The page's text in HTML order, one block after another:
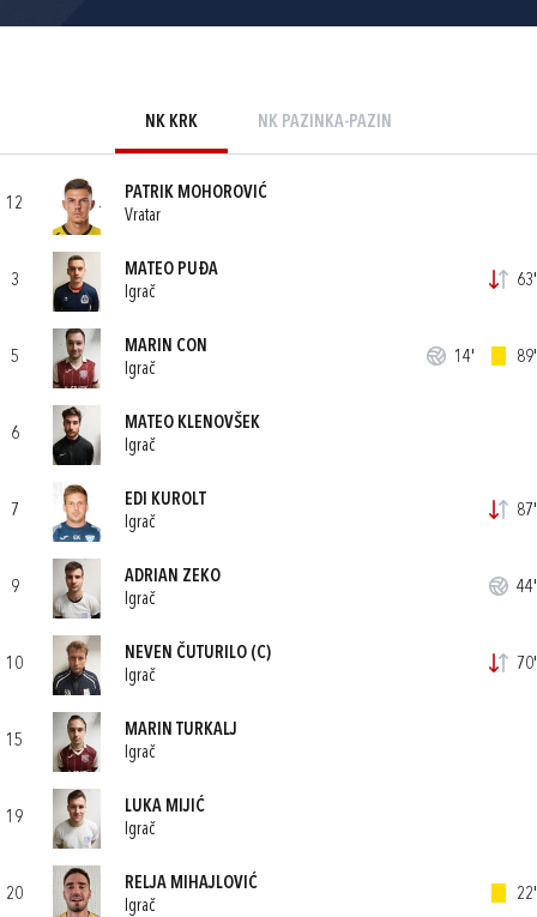
NK KRK NK PAZINKA-PAZIN
12
PATRIK MOHOROVIĆ
Vratar
3
MATEO PUĐA
Igrač
63'
5
MARIN CON
Igrač
14' 89'
6
MATEO KLENOVŠEK
Igrač
7
EDI KUROLT
Igrač
87'
9
ADRIAN ZEKO
Igrač
44'
10
NEVEN ČUTURILO (C)
Igrač
70'
15
MARIN TURKALJ
Igrač
19
LUKA MIJIĆ
Igrač
20
RELJA MIHAJLOVIĆ
Igrač
22'